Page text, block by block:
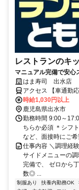
レストランのキ
マニュアル完備で安心
められます！
はま寿司 出水店
アクセス 【車通勤
時給1,030円以上
鹿児島県出水市
勤務時間 9:00～
ちらか必須 ＊シフ
など、面接時にご
仕事内容 ＼調理経
サイドメニューの
完備で、 ゼロから
数◎ ...
制服あり 扶養内勤務OK